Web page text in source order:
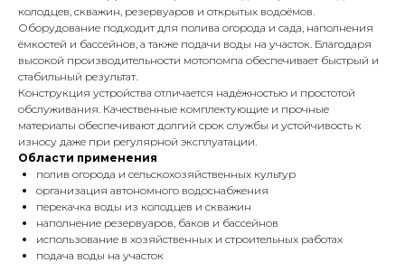
колодцев, скважин, резервуаров и открытых водоёмов.
Оборудование подходит для полива огорода и сада, наполнения
ёмкостей и бассейнов, а также подачи воды на участок. Благодаря
высокой производительности мотопомпа обеспечивает быстрый и
стабильный результат.
Конструкция устройства отличается надёжностью и простотой
обслуживания. Качественные комплектующие и прочные
материалы обеспечивают долгий срок службы и устойчивость к
износу даже при регулярной эксплуатации.
Области применения
полив огорода и сельскохозяйственных культур
организация автономного водоснабжения
перекачка воды из колодцев и скважин
наполнение резервуаров, баков и бассейнов
использование в хозяйственных и строительных работах
подача воды на участок